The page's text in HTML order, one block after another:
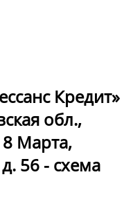
Кредит»
обл.,
8 Марта,
56 - схема